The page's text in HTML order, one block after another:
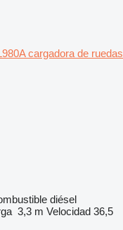
cargadora de ruedas
diésel
3,3 m Velocidad 36,5